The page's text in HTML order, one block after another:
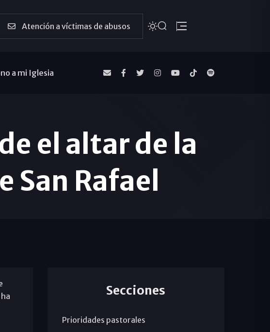
Atención a víctimas de abusos
a mi Iglesia
el altar de la
San Rafael
Secciones
Prioridades pastorales